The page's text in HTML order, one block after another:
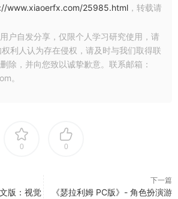
www.xiaoerfx.com/25985.html ，转载请
户自发分享，仅限个人学习研究使用，请
利人认为存在侵权，请及时与我们取得联
除，并向您致以诚挚歉意。联系邮箱：
。
0 0
版：视觉
下一篇
《瑟拉利姆 PC版》- 角色扮演游